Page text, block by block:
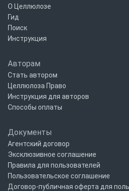
О Целлюлозе
Гид
Поиск
Инструкция
Авторам
Стать автором
Целлюлоза Право
Инструкция для авторов
Способы оплаты
Документы
Агентский договор
Эксклюзивное соглашение
Правила для пользователей
Пользовательское соглашение
Договор-публичная оферта для